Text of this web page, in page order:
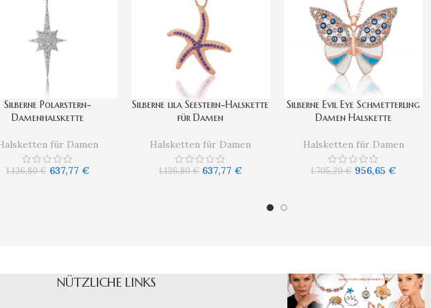
Silberne Polarstern-
Damenhalskette
für Damen
1.136,80€ 637,77 €
Silberne lila Seestern-Halskette
für Damen
Halsketten für Damen
1.136,80€ 637,77€
Silberne Evil Eye Schmetterling
Damen Halskette
Halsketten für Damen
1.705,20€ 956,65€
NÜTZLICHE LINKS